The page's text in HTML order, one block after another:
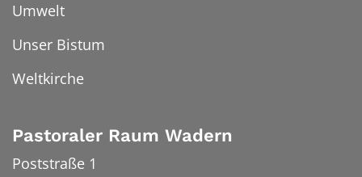
Umwelt
Unser Bistum
Weltkirche
Pastoraler Raum Wadern
Poststraße 1